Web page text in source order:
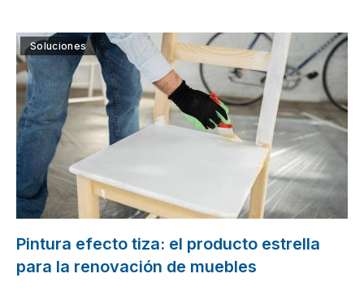
Soluciones
Pintura efecto tiza: el producto estrella
para la renovación de muebles